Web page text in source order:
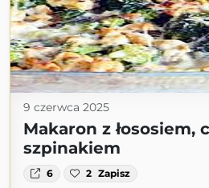
9 czerwca 2025
Makaron z łososiem,
szpinakiem
6 2 Zapisz